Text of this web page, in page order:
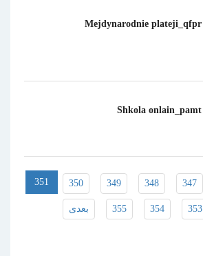
Mejdynarodnie plateji_qfpr
Shkola onlain_pamt
347
348
349
350
351
353
354
355 بعدی